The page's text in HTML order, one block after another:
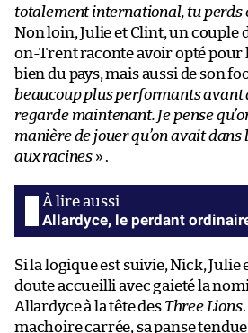
totalement international, tu perds
Non loin, Julie et Clint, un couple
on-Trent raconte avoir opté pour
bien du pays, mais aussi de son
beaucoup plus performants avant
regarde maintenant. Je pense
manière de jouer qu’on avait dans
aux racines » .
Allardyce, le perdant
Si la logique est suivie, Nick, Julie
doute accueilli avec gaieté la
Allardyce à la tête des Three Lions
machoire carrée, sa panse